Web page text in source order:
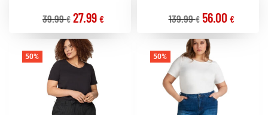
39.99€ 27.99 €
139.99€ 56.00 €
50% 50%